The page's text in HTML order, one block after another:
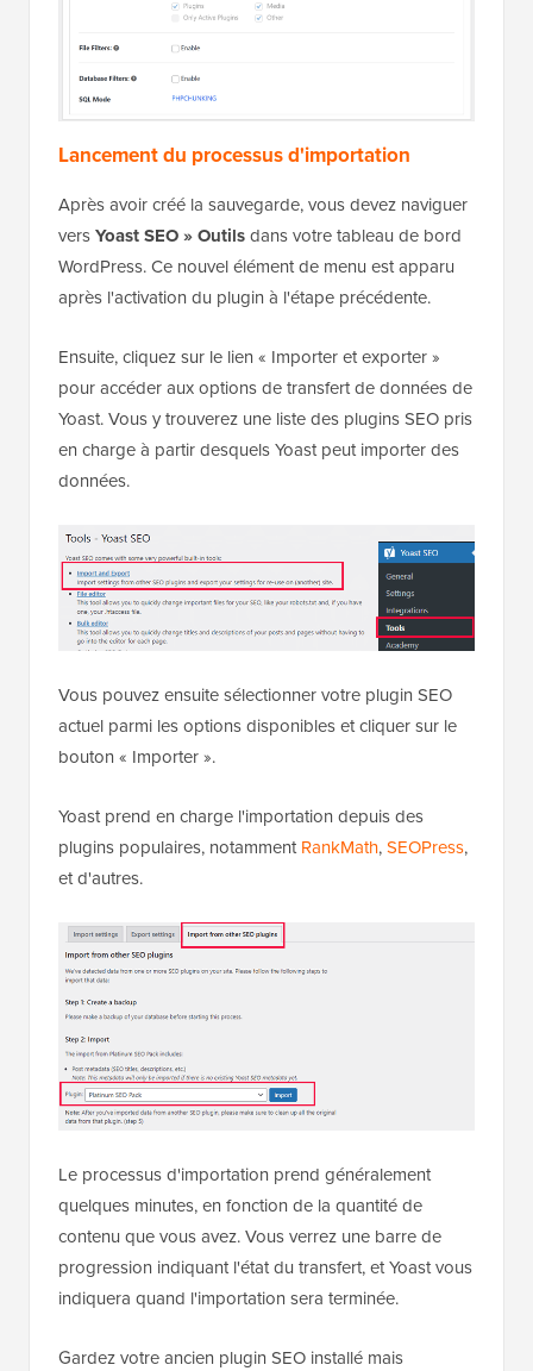
Lancement du processus d'importation
Après avoir créé la sauvegarde, vous devez naviguer
versYoast SEO » Outilsdans votre tableau de bord
WordPress. Ce nouvel élément de menu est apparu
après l'activation du plugin à l'étape précédente.
Ensuite, cliquez sur le lien « Importer et exporter »
pour accéder aux options de transfert de données de
Yoast. Vous y trouverez une liste des plugins SEO pris
en charge à partir desquels Yoast peut importer des
données.
Vous pouvez ensuite sélectionner votre plugin SEO
actuel parmi les options disponibles et cliquer sur le
bouton « Importer ».
Yoast prend en charge l'importation depuis des
plugins populaires, notammentRankMath,SEOPress,
et d'autres.
Le processus d'importation prend généralement
quelques minutes, en fonction de la quantité de
contenu que vous avez. Vous verrez une barre de
progression indiquant l'état du transfert, et Yoast vous
indiquera quand l'importation sera terminée.
Gardez votre ancien plugin SEO installé mais